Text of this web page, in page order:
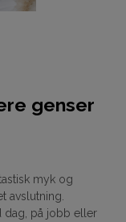
genser
myk og
avslutning.
dag, på jobb eller